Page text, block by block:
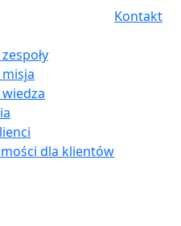
dla klientów
Kontakt